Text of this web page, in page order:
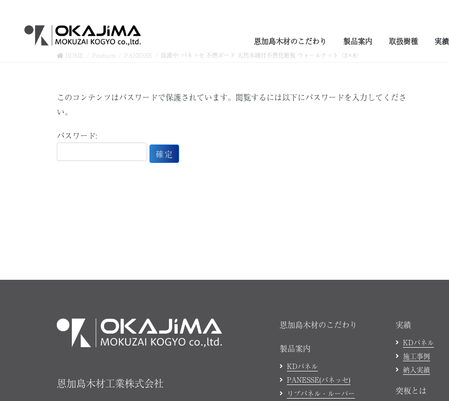
恩加島木材のこだわり 製品案内 取扱樹種 実績
HOME Products PANESSE 保護中: パネッセ 不燃ボード 天然木練付不燃化粧板 ウォールナット（3×8）
このコンテンツはパスワードで保護されています。閲覧するには以下にパスワードを入力してくださ
い。
パスワード:
恩加島木材工業株式会社
恩加島木材のこだわり
製品案内
KDパネル
PANESSE(パネッセ)
リブパネル・ルーバー
実績
KDパネル
施工事例
納入実績
突板とは